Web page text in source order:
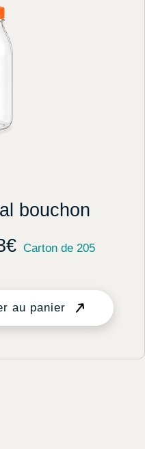
bouchon
€ Carton de 205
au panier